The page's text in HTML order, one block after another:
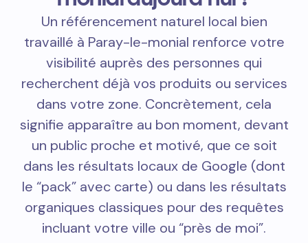
Un référencement naturel local bien
travaillé à Paray-le-monial renforce votre
visibilité auprès des personnes qui
recherchent déjà vos produits ou services
dans votre zone. Concrètement, cela
signifie apparaître au bon moment, devant
un public proche et motivé, que ce soit
dans les résultats locaux de Google (dont
le “pack” avec carte) ou dans les résultats
organiques classiques pour des requêtes
incluant votre ville ou “près de moi”.